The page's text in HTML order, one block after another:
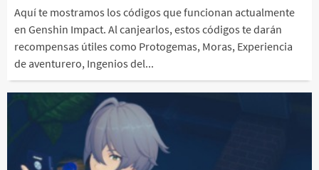
Aquí te mostramos los códigos que funcionan actualmente
en Genshin Impact. Al canjearlos, estos códigos te darán
recompensas útiles como Protogemas, Moras, Experiencia
de aventurero, Ingenios del...